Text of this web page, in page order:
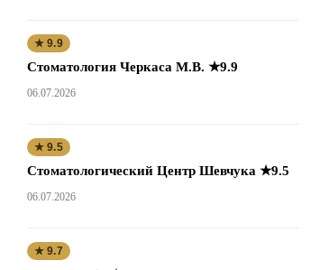
★ 9.9
Стоматология Черкаса М.В. ★9.9
06.07.2026
★ 9.5
Стоматологический Центр Шевчука ★9.5
06.07.2026
★ 9.7